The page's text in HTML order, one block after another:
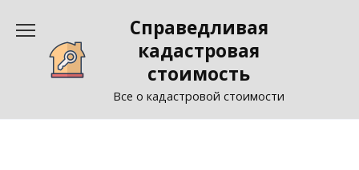
содержанию
Справедливая
кадастровая
стоимость
Все о кадастровой стоимости